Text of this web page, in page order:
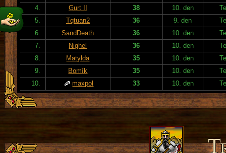
4.
Gurt II 38 10. den
5.
Tqtuan2 36 9. den
6.
SandDeath 36 10. den
7.
Nighel 36 10. den
8.
Matylda 35 10. den
9.
Bomík 35 10. den
10.
maxpol 33 10. den